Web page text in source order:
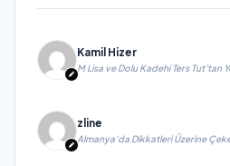
Kamil Hizer
M Lisa ve Dolu Kadehi Ters Tut’tan
zline
Almanya’da Dikkatleri Üzerine